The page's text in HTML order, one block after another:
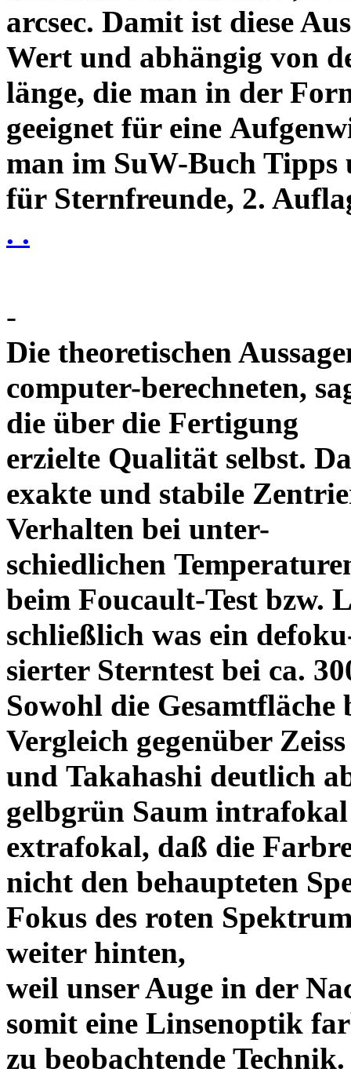
arcsec. Damit ist diese
Wert und abhängig von
länge, die man in der
geeignet für eine
man im SuW-Buch Tipps
für Sternfreunde, 2.
. .
-
Die theoretischen
computer-berechneten,
die über die Fertigung
erzielte Qualität selbst.
exakte und stabile
Verhalten bei unter-
schiedlichen
beim Foucault-Test bzw.
schließlich was ein
sierter Sterntest bei ca.
Sowohl die
Vergleich gegenüber Zeiss
und Takahashi deutlich
gelbgrün Saum
extrafokal, daß die
nicht den behaupteten
Fokus des roten
weiter hinten,
weil unser Auge in der
somit eine Linsenoptik
zu beobachtende